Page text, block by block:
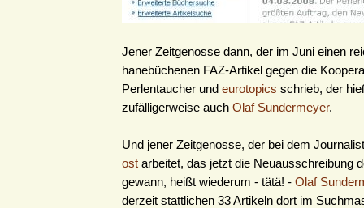
Jener Zeitgenosse dann, der im Juni einen
hanebüchenen FAZ-Artikel gegen die
Perlentaucher und eurotopics schrieb, der
zufälligerweise auch Olaf Sundermeyer.
Und jener Zeitgenosse, der bei dem
ost arbeitet, das jetzt die Neuausschreibung
gewann, heißt wiederum - tätä! - Olaf
derzeit stattlichen 33 Artikeln dort im